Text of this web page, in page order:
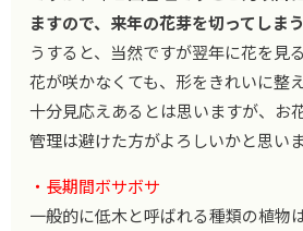
ますので、来年の花芽を切ってしまう
うすると、当然ですが翌年に花を見
花が咲かなくても、形をきれいに整
十分見応えあるとは思いますが、お
管理は避けた方がよろしいかと思いま
・長期間ボサボサ
一般的に低木と呼ばれる種類の植物